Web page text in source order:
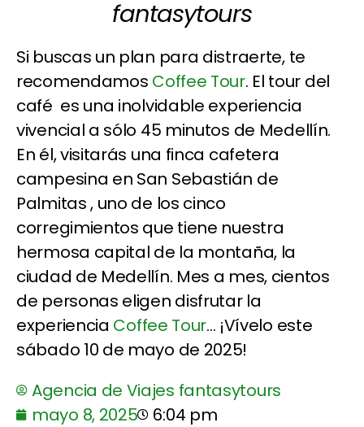
fantasytours
Si buscas un plan para distraerte, te
recomendamos Coffee Tour. El tour del
café es una inolvidable experiencia
vivencial a sólo 45 minutos de Medellín.
En él, visitarás una finca cafetera
campesina en San Sebastián de
Palmitas , uno de los cinco
corregimientos que tiene nuestra
hermosa capital de la montaña, la
ciudad de Medellín. Mes a mes, cientos
de personas eligen disfrutar la
experiencia Coffee Tour... ¡Vívelo este
sábado 10 de mayo de 2025!
Agencia de Viajes fantasytours
mayo 8, 2025
6:04 pm